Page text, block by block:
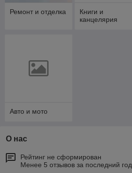
Ремонт и отделка
Книги и
канцелярия
Авто и мото
О нас
Рейтинг не сформирован
Менее 5 отзывов за последний год